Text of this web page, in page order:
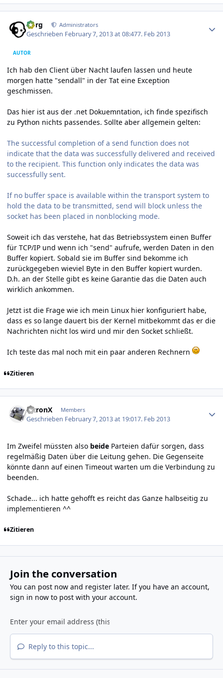
borg Administrators
Geschrieben February 7, 2013 at 08:477. Feb 2013
AUTOR
Ich hab den Client über Nacht laufen lassen und heute
morgen hatte "sendall" in der Tat eine Exception
geschmissen.
Das hier ist aus der .net Dokuemntation, ich finde spezifisch
zu Python nichts passendes. Sollte aber allgemein gelten:
The successful completion of a send function does not
indicate that the data was successfully delivered and received
to the recipient. This function only indicates the data was
successfully sent.
If no buffer space is available within the transport system to
hold the data to be transmitted, send will block unless the
socket has been placed in nonblocking mode.
Soweit ich das verstehe, hat das Betriebssystem einen Buffer
für TCP/IP und wenn ich "send" aufrufe, werden Daten in den
Buffer kopiert. Sobald sie im Buffer sind bekomme ich
zurückgegeben wieviel Byte in den Buffer kopiert wurden.
D.h. an der Stelle gibt es keine Garantie das die Daten auch
wirklich ankommen.
Jetzt ist die Frage wie ich mein Linux hier konfiguriert habe,
dass es so lange dauert bis der Kernel mitbekommt das er die
Nachrichten nicht los wird und mir den Socket schließt.
Ich teste das mal noch mit ein paar anderen Rechnern
Zitieren
AuronX Members
Geschrieben February 7, 2013 at 19:017. Feb 2013
Im Zweifel müssten also beide Parteien dafür sorgen, dass
regelmäßig Daten über die Leitung gehen. Die Gegenseite
könnte dann auf einen Timeout warten um die Verbindung zu
beenden.
Schade... ich hatte gehofft es reicht das Ganze halbseitig zu
implementieren ^^
Zitieren
Join the conversation
You can post now and register later. If you have an account,
sign in nowto post with your account.
Reply to this topic...